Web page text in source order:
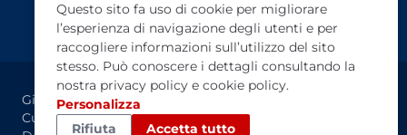
Gino SPA - P.IVA 00180290041 - Registro Imprese di
Cuneo n. 00180290041-REA CN-90311 – Cap. Sociale
Questo sito fa uso di cookie per migliorare
l’esperienza di navigazione degli utenti e per
raccogliere informazioni sull’utilizzo del sito
stesso. Può conoscere i dettagli consultando la
nostra privacy policy e cookie policy.
Personalizza
Rifiuta
Accetta tutto